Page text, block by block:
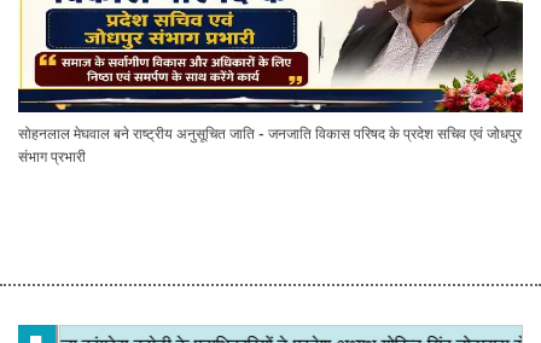
सोहनलाल मेघवाल बने राष्ट्रीय अनुसूचित जाति - जनजाति विकास परिषद के प्रदेश सचिव एवं जोधपुर
संभाग प्रभारी